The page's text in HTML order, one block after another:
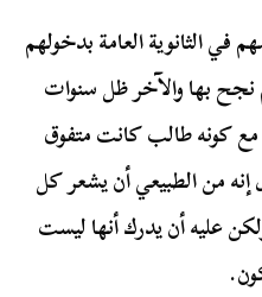
الثانوية العامة بدخولهم
نجح بها والآخر ظل سنوات
كونه طالب كانت متفوق
إنه من الطبيعي أن يشعر كل
عليه أن يدرك أنها ليست